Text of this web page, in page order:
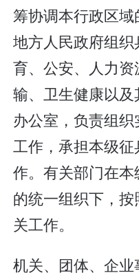
筹协调本行政区
地方人民政府组
育、公安、人力
输、卫生健康以
办公室，负责组
工作，承担本级
作。有关部门在
的统一组织下，
关工作。
机关、团体、企